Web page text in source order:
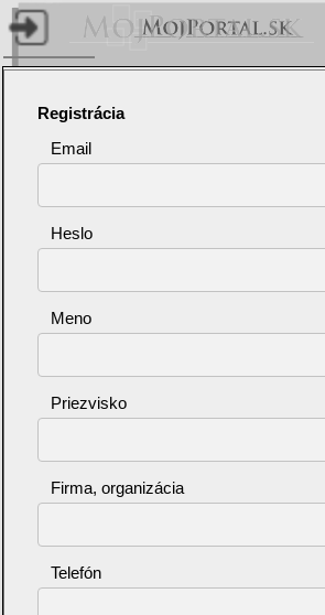
Registrácia
Email
Heslo
Meno
Priezvisko
Firma, organizácia
Telefón